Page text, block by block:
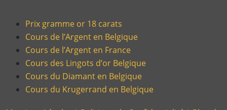
Prix gramme or 18 carats
Cours de l’Argent en Belgique
Cours de l’Argent en France
Cours des Lingots d’or Belgique
Cours du Diamant en Belgique
Cours du Krugerrand en Belgique